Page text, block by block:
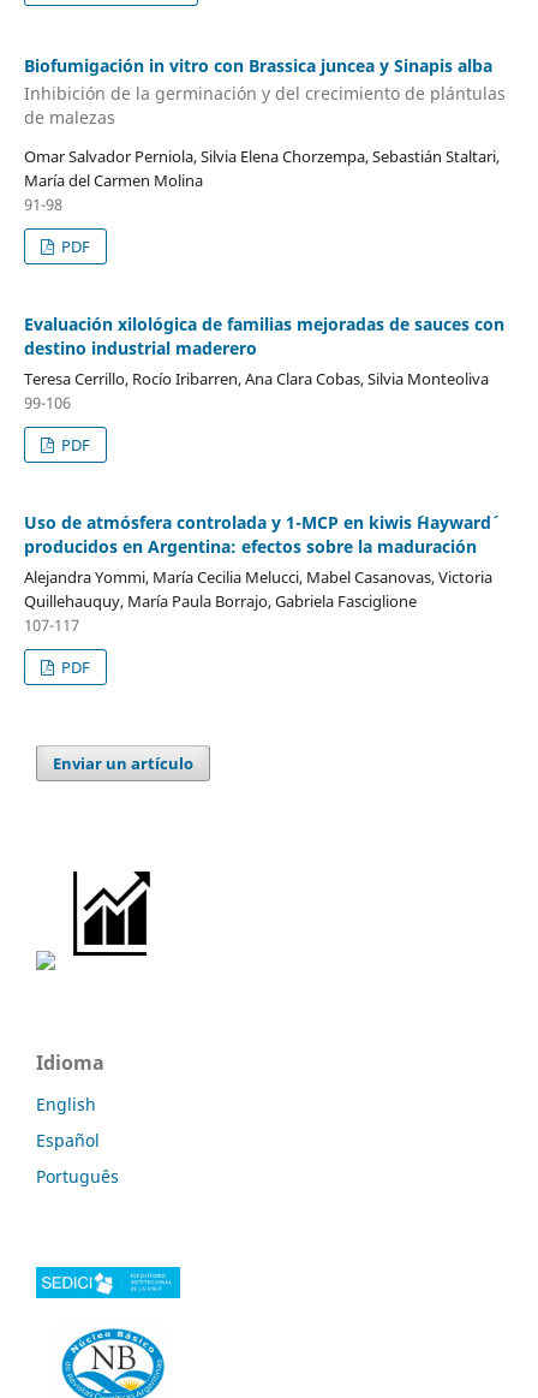
Biofumigación in vitro con Brassica juncea y Sinapis alba
Inhibición de la germinación y del crecimiento de plántulas
de malezas
Omar Salvador Perniola, Silvia Elena Chorzempa, Sebastián Staltari,
María del Carmen Molina
91-98
PDF
Evaluación xilológica de familias mejoradas de sauces con
destino industrial maderero
Teresa Cerrillo, Rocío Iribarren, Ana Clara Cobas, Silvia Monteoliva
99-106
PDF
Uso de atmósfera controlada y 1-MCP en kiwis ´Hayward´
producidos en Argentina: efectos sobre la maduración
Alejandra Yommi, María Cecilia Melucci, Mabel Casanovas, Victoria
Quillehauquy, María Paula Borrajo, Gabriela Fasciglione
107-117
PDF
Enviar un artículo
Idioma
English
Español
Português